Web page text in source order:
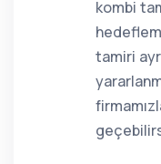
kombi
tamiri